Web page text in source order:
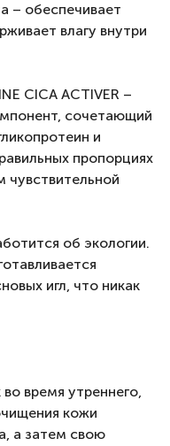
– обеспечивает
влагу внутри
CICA ACTIVER –
сочетающий
и
пропорциях
чувствительной
об экологии.
игл, что никак
время утреннего,
кожи
а затем свою